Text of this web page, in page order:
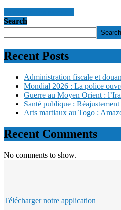
Search
Search
Recent Posts
Administration fiscale et
Mondial 2026 : La police
Guerre au Moyen Orient :
Santé publique :
Arts martiaux au Togo :
Recent Comments
No comments to show.
Télécharger notre application